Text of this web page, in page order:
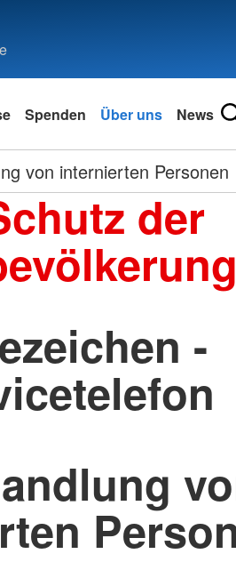
Spenden Über uns News
von internierten Personen
der
-